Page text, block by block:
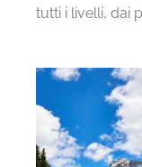
tutti i livelli, dai